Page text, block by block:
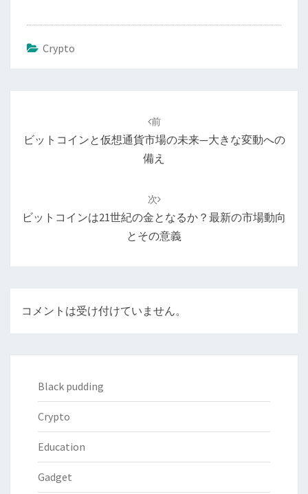
Crypto
ョ
前
ビットコインと仮想通貨市場の未来—大きな変動への
備え
次
ビットコインは21世紀の金となるか？最新の市場動向
とその意義
コメントは受け付けていません。
Black pudding
Crypto
Education
Gadget